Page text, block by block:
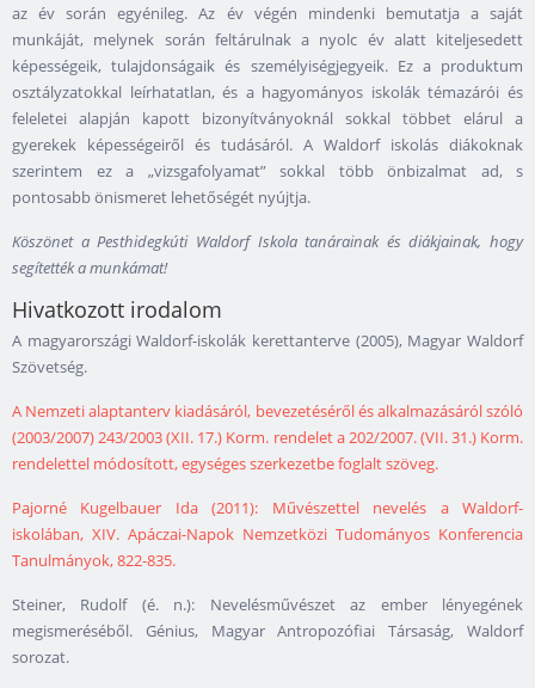
az év során egyénileg. Az év végén mindenki bemutatja a saját
munkáját, melynek során feltárulnak a nyolc év alatt kiteljesedett
képességeik, tulajdonságaik és személyiségjegyeik. Ez a produktum
osztályzatokkal leírhatatlan, és a hagyományos iskolák témazárói és
feleletei alapján kapott bizonyítványoknál sokkal többet elárul a
gyerekek képességeiről és tudásáról. A Waldorf iskolás diákoknak
szerintem ez a „vizsgafolyamat” sokkal több önbizalmat ad, s
pontosabb önismeret lehetőségét nyújtja.
Köszönet a Pesthidegkúti Waldorf Iskola tanárainak és diákjainak, hogy
segítették a munkámat!
Hivatkozott irodalom
A magyarországi Waldorf-iskolák kerettanterve (2005), Magyar Waldorf
Szövetség.
A Nemzeti alaptanterv kiadásáról, bevezetéséről és alkalmazásáról szóló
(2003/2007) 243/2003 (XII. 17.) Korm. rendelet a 202/2007. (VII. 31.) Korm.
rendelettel módosított, egységes szerkezetbe foglalt szöveg.
Pajorné Kugelbauer Ida (2011): Művészettel nevelés a Waldorf-
iskolában, XIV. Apáczai-Napok Nemzetközi Tudományos Konferencia
Tanulmányok, 822-835.
Steiner, Rudolf (é. n.): Nevelésművészet az ember lényegének
megismeréséből. Génius, Magyar Antropozófiai Társaság, Waldorf
sorozat.